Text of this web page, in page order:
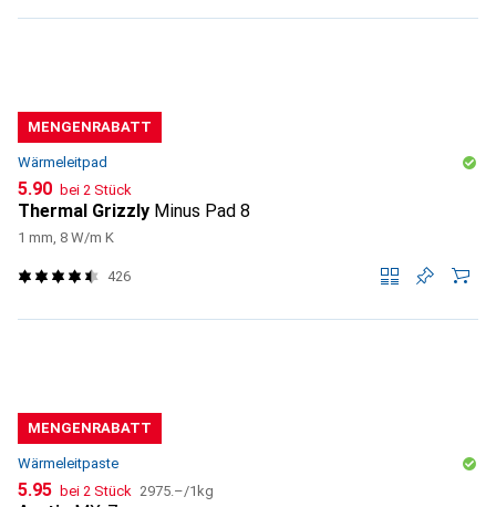
MENGENRABATT
Wärmeleitpad
CHF
5.90 bei 2 Stück
Thermal Grizzly Minus Pad 8
1 mm, 8 W/m K
426
MENGENRABATT
Wärmeleitpaste
CHF
5.95 bei 2 Stück CHF
2975.–/1kg